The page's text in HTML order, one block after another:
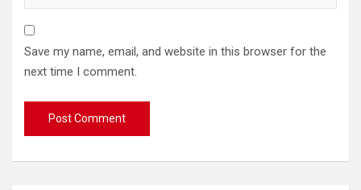
Save my name, email, and website in this browser for the
next time I comment.